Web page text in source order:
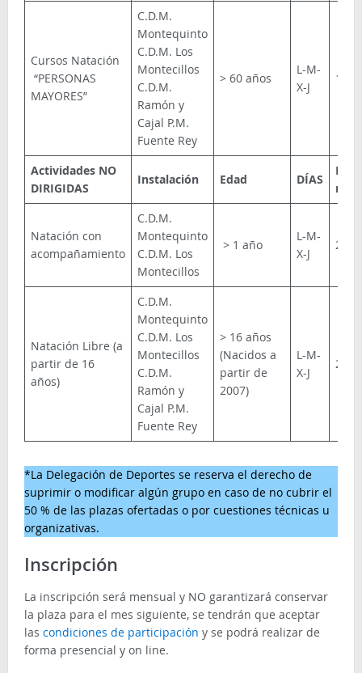
Cursos Natación
“PERSONAS
MAYORES”
C.D.M.
Montequinto
C.D.M. Los
Montecillos
C.D.M.
Ramón y
Cajal P.M.
Fuente Rey
> 60 años
L-M-
X-J
10 €
Actividades NO
DIRIGIDAS
Instalación Edad DÍAS
mes
Natación con
acompañamiento
C.D.M.
Montequinto
C.D.M. Los
Montecillos
> 1 año
L-M-
X-J
22 €
Natación Libre (a
partir de 16
años)
C.D.M.
Montequinto
C.D.M. Los
Montecillos
C.D.M.
Ramón y
Cajal P.M.
Fuente Rey
> 16 años
(Nacidos a
partir de
2007)
L-M-
X-J
22€
*La Delegación de Deportes se reserva el derecho de
suprimir o modificar algún grupo en caso de no cubrir el
50 % de las plazas ofertadas o por cuestiones técnicas u
organizativas.
Inscripción
La inscripción será mensual y NO garantizará conservar
la plaza para el mes siguiente, se tendrán que aceptar
las condiciones de participación y se podrá realizar de
forma presencial y on line.